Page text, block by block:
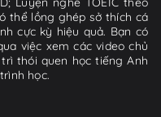
thể lồng ghép sở thích cá
cực kỳ hiệu quả. Bạn có
việc xem các video chủ
thói quen học tiếng Anh
học.